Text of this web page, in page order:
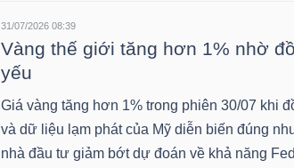
31/07/2026 08:39
Vàng thế giới tăng hơn 1% nhờ
yếu
Giá vàng tăng hơn 1% trong phiên 30/07 khi
và dữ liệu lạm phát của Mỹ diễn biến đúng
nhà đầu tư giảm bớt dự đoán về khả năng